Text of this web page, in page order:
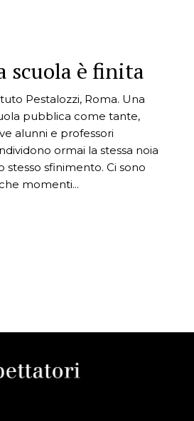
scuola è finita
Pestalozzi, Roma. Una
pubblica come tante,
alunni e professori
ormai la stessa noia
sfinimento. Ci sono
momenti...